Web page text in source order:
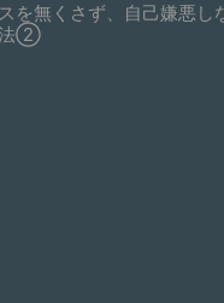
を無くさず、自己嫌悪し
法②